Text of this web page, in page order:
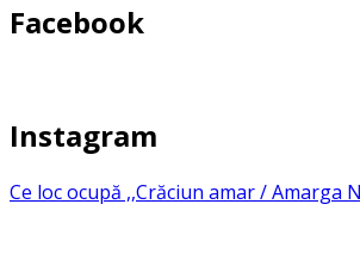
Facebook
Instagram
Ce loc ocupă ,,Crăciun amar / Amarga